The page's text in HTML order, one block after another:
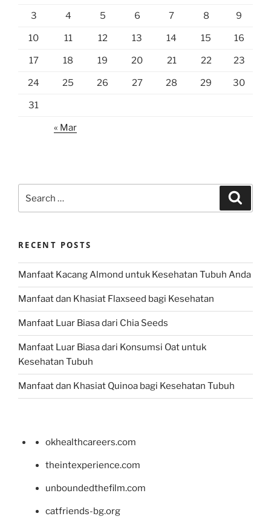
3 4 5 6 7 8 9
10 11 12 13 14 15 16
17 18 19 20 21 22 23
24 25 26 27 28 29 30
31
« Mar
for:
RECENT POSTS
Manfaat Kacang Almond untuk Kesehatan Tubuh Anda
Manfaat dan Khasiat Flaxseed bagi Kesehatan
Manfaat Luar Biasa dari Chia Seeds
Manfaat Luar Biasa dari Konsumsi Oat untuk
Kesehatan Tubuh
Manfaat dan Khasiat Quinoa bagi Kesehatan Tubuh
okhealthcareers.com
theintexperience.com
unboundedthefilm.com
catfriends-bg.org